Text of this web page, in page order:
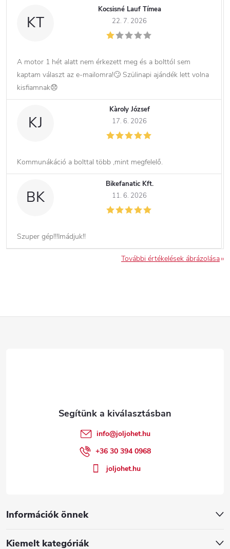
KT
Kocsisné Lauf Tímea
22. 7. 2026
A motor 1 hét alatt nem érkezett meg és a bolttól sem
kaptam választ az e-mailomra!🙄 Szülinapi ajándék lett volna
kisfiamnak😞
KJ
Kàroly József
17. 6. 2026
Kommunákáció a bolttal több ,mint megfelelő.
BK
Bikefanatic Kft.
11. 6. 2026
Szuper gép!!!Imádjuk!!
További értékelések ábrázolása
Információk önnek
Kiemelt kategóriák
info@joljohet.hu
+36 30 394 0968
joljohet.hu